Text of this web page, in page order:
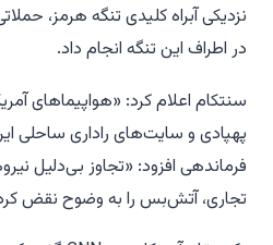
نزدیکی آبراه کلیدی تنگه هرمز،
در اطراف این تنگه انجام داد.
سنتکام اعلام کرد: «هواپیماهای
پهپادی و سایت‌های راداری ساحلی
فرماندهی افزود: «تجاوز بی‌دلیل
تجاری، آتش‌بس را به وضوح نقض